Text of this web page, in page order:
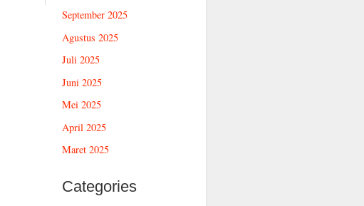
September 2025
Agustus 2025
Juli 2025
Juni 2025
Mei 2025
April 2025
Maret 2025
Categories